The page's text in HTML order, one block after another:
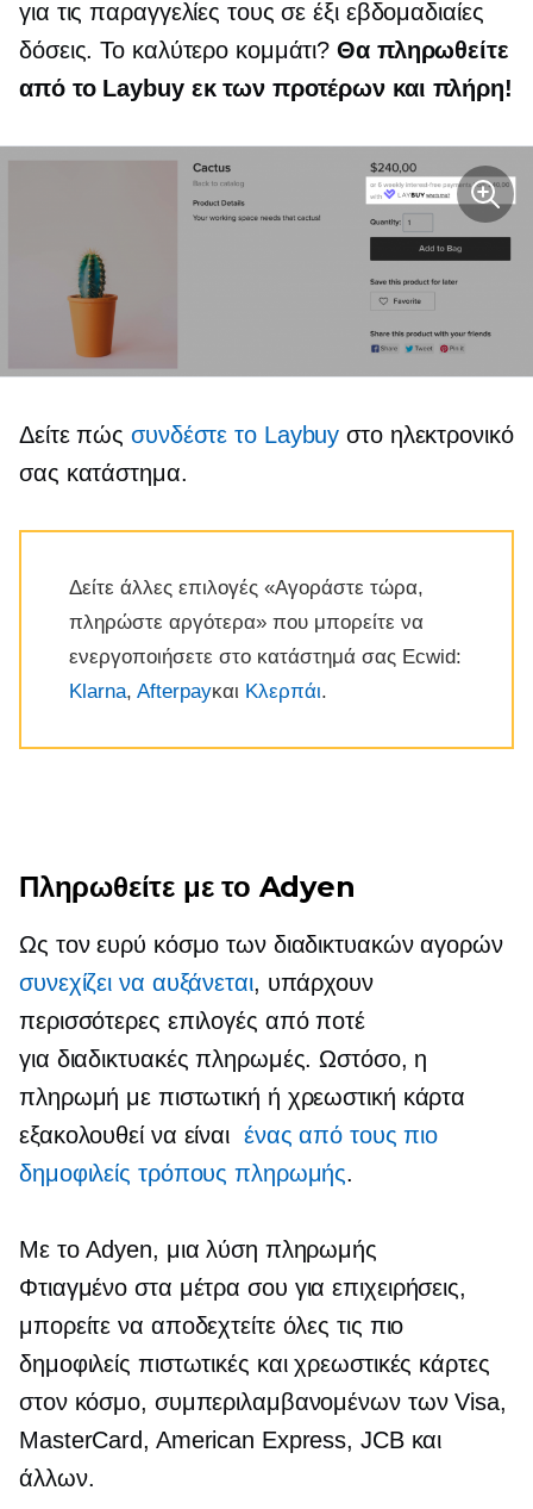
για τις παραγγελίες τους σε έξι εβδομαδιαίες
δόσεις. Το καλύτερο κομμάτι?Θα πληρωθείτε
από το Laybuy εκ των προτέρων και πλήρη!
Δείτε πώςσυνδέστε το Laybuy στο ηλεκτρονικό
σας κατάστημα.
Δείτε άλλες επιλογές «Αγοράστε τώρα,
πληρώστε αργότερα» που μπορείτε να
ενεργοποιήσετε στο κατάστημά σας Ecwid:
Klarna, Afterpayκαι Κλερπάι.
Πληρωθείτε με το Adyen
Ως τον ευρύ κόσμο των διαδικτυακών αγορών
συνεχίζει να αυξάνεται, υπάρχουν
περισσότερες επιλογές από ποτέ
για διαδικτυακές πληρωμές. Ωστόσο, η
πληρωμή με πιστωτική ή χρεωστική κάρτα
εξακολουθεί να είναι ένας από τους πιο
δημοφιλείς τρόπους πληρωμής.
Με το Adyen, μια λύση πληρωμής
Φτιαγμένο στα μέτρα σου για επιχειρήσεις,
μπορείτε να αποδεχτείτε όλες τις πιο
δημοφιλείς πιστωτικές και χρεωστικές κάρτες
στον κόσμο, συμπεριλαμβανομένων των Visa,
MasterCard, American Express, JCB και
άλλων.